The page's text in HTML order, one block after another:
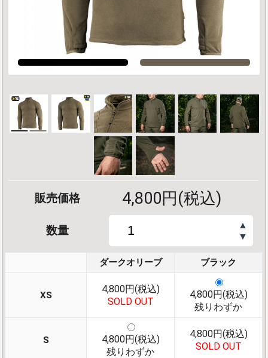
販売価格 4,800円(税込)
数量
▲
▼
ダークオリーブ ブラック
XS
4,800円(税込)
SOLD OUT
4,800円(税込)
残りわずか
S
4,800円(税込)
残りわずか
4,800円(税込)
SOLD OUT